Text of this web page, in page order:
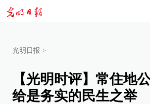
光明日报 >
【光明时评】常住地
给是务实的民生之举